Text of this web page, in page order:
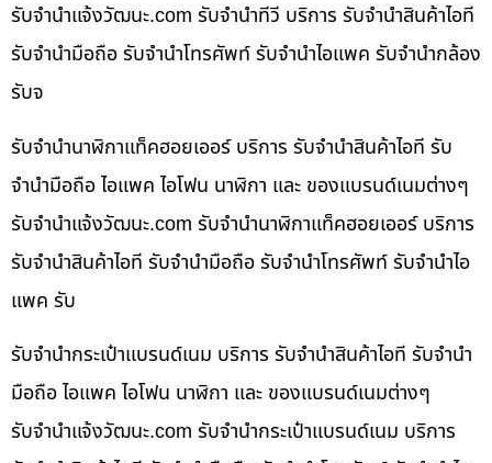
รับจํานําแจ้งวัฒนะ.com รับจำนำทีวี บริการ รับจำนำสินค้าไอที
รับจำนำมือถือ รับจำนำโทรศัพท์ รับจำนำไอแพค รับจำนำกล้อง
รับจ
รับจำนำนาฬิกาแท็คฮอยเออร์ บริการ รับจำนำสินค้าไอที รับ
จำนำมือถือ ไอแพค ไอโฟน นาฬิกา และ ของแบรนด์เนมต่างๆ
รับจํานําแจ้งวัฒนะ.com รับจำนำนาฬิกาแท็คฮอยเออร์ บริการ
รับจำนำสินค้าไอที รับจำนำมือถือ รับจำนำโทรศัพท์ รับจำนำไอ
แพค รับ
รับจำนำกระเป๋าแบรนด์เนม บริการ รับจำนำสินค้าไอที รับจำนำ
มือถือ ไอแพค ไอโฟน นาฬิกา และ ของแบรนด์เนมต่างๆ
รับจํานําแจ้งวัฒนะ.com รับจำนำกระเป๋าแบรนด์เนม บริการ